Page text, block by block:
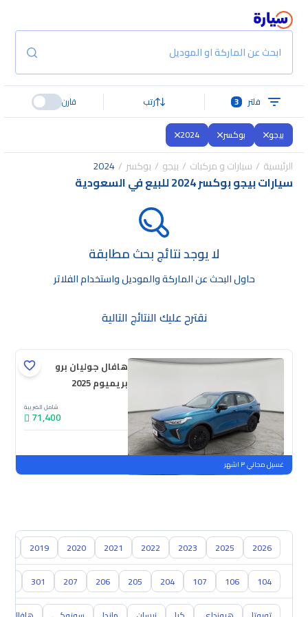
ابحث عن الماركة او الموديل
فلتر 3 رتب قارن
بيجو بوكسر 2024
الرئيسية سيارات و مركبات بيجو بوكسر 2024
سيارات بيجو بوكسر 2024 للبيع في السعودية
لا يوجد نتائج بحث مطابقة
حاول البحث عن الماركة والموديل واستخدام الفلاتر
نقترح عليك النتائج التالية
هافال جوليان برو
بريميوم 2025
شامل الضريبة
71,400
جديدة
ملوحة
غسيل مجاني ٣ اشهر
2026
2025
2023
2022
2021
2020
2019
104
106
107
204
205
206
207
301